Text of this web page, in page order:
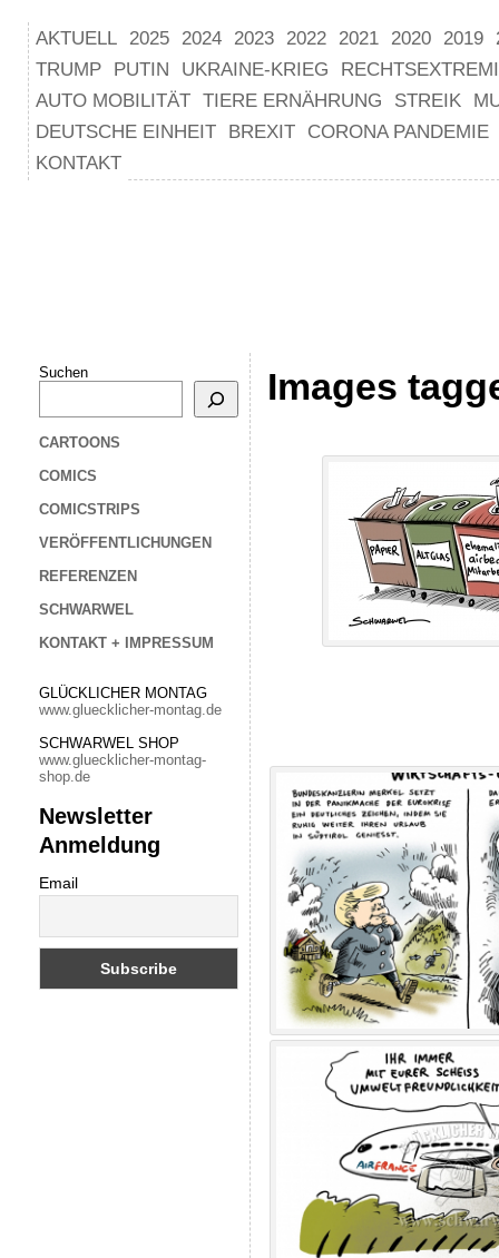
AKTUELL 2025 2024 2023 2022 2021 2020 2019
TRUMP
PUTIN UKRAINE-KRIEG
AUTO MOBILITÄT TIERE ERNÄHRUNG STREIK
DEUTSCHE EINHEIT
BREXIT
CORONA PANDEMIE
KONTAKT
Suchen
CARTOONS
COMICS
COMICSTRIPS
VERÖFFENTLICHUNGEN
REFERENZEN
SCHWARWEL
KONTAKT + IMPRESSUM
GLÜCKLICHER MONTAG
www.gluecklicher-montag.de
SCHWARWEL SHOP
www.gluecklicher-montag-
shop.de
Newsletter
Anmeldung
Email
Images